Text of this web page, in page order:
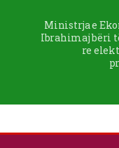
Ministrja e
Ibrahimaj bëri
re